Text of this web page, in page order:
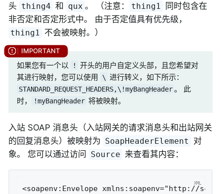
头 thing4 和 qux 。 （注意： thing1
同时包含在
非否定和否定形式中。 由于否定值具有优先级，
thing1 不会被映射。）
如果您有一个以 !
开头的用户自定义头部，且您希望对
其进行映射，您可以使用
\ 进行转义，如下所示：
STANDARD_REQUEST_HEADERS,\!myBangHeader 。 此
时，
!myBangHeader 将被映射。
入站 SOAP 消息头（入站网关的请求消息头和出站网关
的回复消息头）被映射为 SoapHeaderElement
对
象。 您可以通过访问
Source 来查看其内容：
<soapenv:Envelope xmlns:soapenv="http://